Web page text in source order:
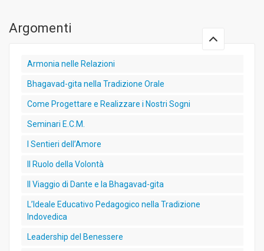
Argomenti
Armonia nelle Relazioni
Bhagavad-gita nella Tradizione Orale
Come Progettare e Realizzare i Nostri Sogni
Seminari E.C.M.
I Sentieri dell’Amore
Il Ruolo della Volontà
Il Viaggio di Dante e la Bhagavad-gita
L’Ideale Educativo Pedagogico nella Tradizione
Indovedica
Leadership del Benessere